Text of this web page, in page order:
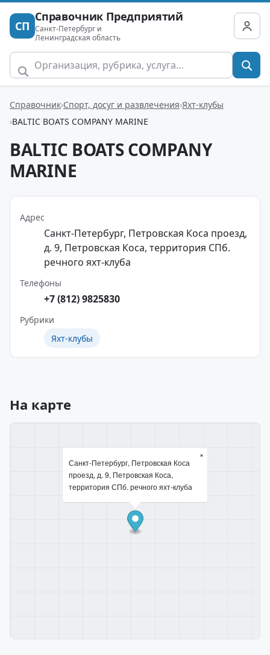
СП
Справочник Предприятий
Санкт-Петербург и
Ленинградская область
Справочник Спорт, досуг и развлечения Яхт-клубы
BALTIC BOATS COMPANY MARINE
BALTIC BOATS COMPANY
MARINE
Адрес
Санкт-Петербург, Петровская Коса проезд,
д. 9, Петровская Коса, территория СПб.
речного яхт-клуба
Телефоны
+7 (812) 9825830
Рубрики
Яхт-клубы
На карте
Санкт-Петербург, Петровская Коса
проезд, д. 9, Петровская Коса,
территория СПб. речного яхт-клуба
×